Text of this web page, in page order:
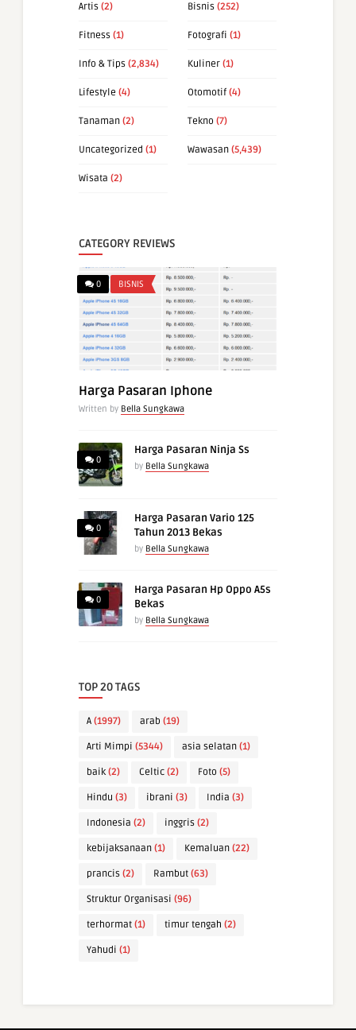
Artis (2) Bisnis (252)
Fitness (1) Fotografi (1)
Info & Tips (2,834) Kuliner (1)
Lifestyle (4) Otomotif (4)
Tanaman (2) Tekno (7)
Uncategorized (1) Wawasan (5,439)
Wisata (2)
CATEGORY REVIEWS
0 BISNIS
Harga Pasaran Iphone
Written by Bella Sungkawa
0
Harga Pasaran Ninja Ss
by Bella Sungkawa
0
Harga Pasaran Vario 125
Tahun 2013 Bekas
by Bella Sungkawa
0
Harga Pasaran Hp Oppo A5s
Bekas
by Bella Sungkawa
TOP 20 TAGS
A (1997) arab (19)
Arti Mimpi (5344) asia selatan (1)
baik (2) Celtic (2) Foto (5)
Hindu (3) ibrani (3) India (3)
Indonesia (2) inggris (2)
kebijaksanaan (1) Kemaluan (22)
prancis (2) Rambut (63)
Struktur Organisasi (96)
terhormat (1) timur tengah (2)
Yahudi (1)